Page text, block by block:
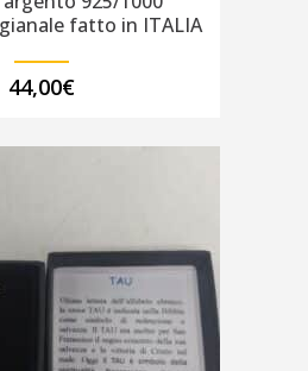
fatto in ITALIA
44,00€